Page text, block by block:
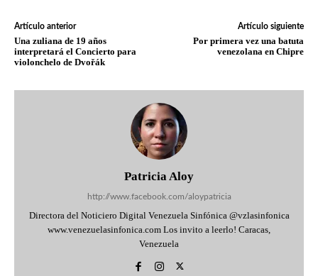
Artículo anterior
Una zuliana de 19 años
interpretará el Concierto para
violonchelo de Dvořák
Artículo siguiente
Por primera vez una batuta
venezolana en Chipre
Patricia Aloy
http://www.facebook.com/aloypatricia
Directora del Noticiero Digital Venezuela Sinfónica @vzlasinfonica
www.venezuelasinfonica.com Los invito a leerlo! Caracas,
Venezuela